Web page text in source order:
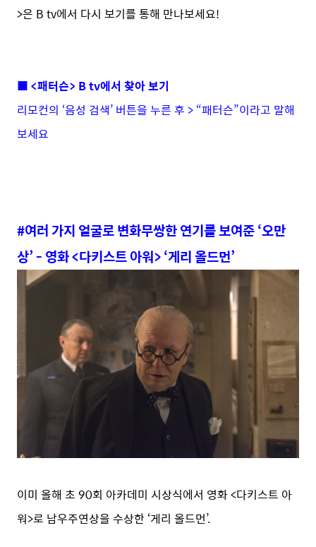
>은 B tv에서 다시 보기를 통해 만나보세요!
■ <패터슨> B tv에서 찾아 보기
리모컨의 ‘음성 검색’ 버튼을 누른 후 > “패터슨”이라고 말해
보세요
#여러 가지 얼굴로 변화무쌍한 연기를 보여준 ‘오만
상’ - 영화 <다키스트 아워> ‘게리 올드먼’
이미 올해 초 90회 아카데미 시상식에서 영화 <다키스트 아
워>로 남우주연상을 수상한 ‘게리 올드먼’.